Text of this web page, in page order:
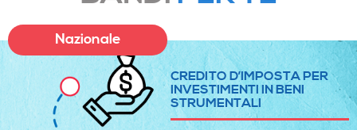
Nazionale
CREDITO D’IMPOSTA PER
INVESTIMENTI IN BENI
STRUMENTALI